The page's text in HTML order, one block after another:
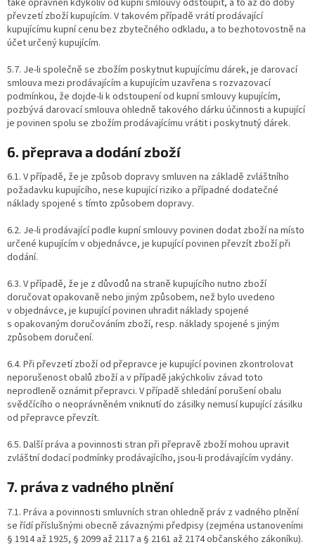
převzetí zboží kupujícím. V takovém případě vrátí prodávající
kupujícímu kupní cenu bez zbytečného odkladu, a to bezhotovostně na
účet určený kupujícím.
5.7. Je-li společně se zbožím poskytnut kupujícímu dárek, je darovací
smlouva mezi prodávajícím a kupujícím uzavřena s rozvazovací
podmínkou, že dojde-li k odstoupení od kupní smlouvy kupujícím,
pozbývá darovací smlouva ohledně takového dárku účinnosti a kupující
je povinen spolu se zbožím prodávajícímu vrátit i poskytnutý dárek.
6. přeprava a dodání zboží
6.1. V případě, že je způsob dopravy smluven na základě zvláštního
požadavku kupujícího, nese kupující riziko a případné dodatečné
náklady spojené s tímto způsobem dopravy.
6.2. Je-li prodávající podle kupní smlouvy povinen dodat zboží na místo
určené kupujícím v objednávce, je kupující povinen převzít zboží při
dodání.
6.3. V případě, že je z důvodů na straně kupujícího nutno zboží
doručovat opakovaně nebo jiným způsobem, než bylo uvedeno
v objednávce, je kupující povinen uhradit náklady spojené
s opakovaným doručováním zboží, resp. náklady spojené s jiným
způsobem doručení.
6.4. Při převzetí zboží od přepravce je kupující povinen zkontrolovat
neporušenost obalů zboží a v případě jakýchkoliv závad toto
neprodleně oznámit přepravci. V případě shledání porušení obalu
svědčícího o neoprávněném vniknutí do zásilky nemusí kupující zásilku
od přepravce převzít.
6.5. Další práva a povinnosti stran při přepravě zboží mohou upravit
zvláštní dodací podmínky prodávajícího, jsou-li prodávajícím vydány.
7. práva z vadného plnění
7.1. Práva a povinnosti smluvních stran ohledně práv z vadného plnění
se řídí příslušnými obecně závaznými předpisy (zejména ustanoveními
§ 1914 až 1925, § 2099 až 2117 a § 2161 až 2174 občanského zákoníku).